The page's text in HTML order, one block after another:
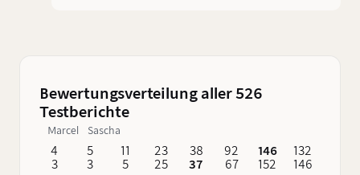
diesem Grundsatz auf. Das passt wunderbar,
denn auch beim Blind-Tasting lassen sich die
maritimen Noten direkt zuordnen. Dabei ist es
egal, ob wir den Talisker 8, Talisker 10 oder
Talisker 18 im Glas haben. Talisker hat immer
Bewertungsverteilung aller 526
Testberichte
Marcel Sascha
4
3
5
3
11
5
23
25
38
37
92
67
146
152
132
146